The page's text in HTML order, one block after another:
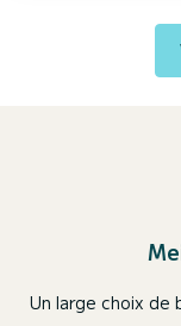
Un large choix de